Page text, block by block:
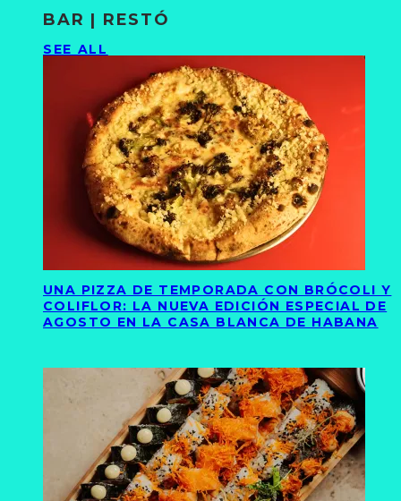
BAR | RESTÓ
SEE ALL
UNA PIZZA DE TEMPORADA CON BRÓCOLI Y
COLIFLOR: LA NUEVA EDICIÓN ESPECIAL DE
AGOSTO EN LA CASA BLANCA DE HABANA